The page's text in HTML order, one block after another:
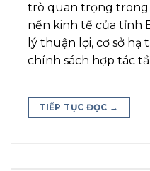
trò quan trọng trong
nền kinh tế của tỉnh
lý thuận lợi, cơ sở
chính sách hợp tác
TIẾP TỤC ĐỌC →